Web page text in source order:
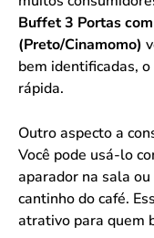
Buffet 3 Portas
(Preto/Cinamomo)
bem identificadas,
rápida.
Outro aspecto a
Você pode usá-lo
aparador na sala
cantinho do café.
atrativo para quem